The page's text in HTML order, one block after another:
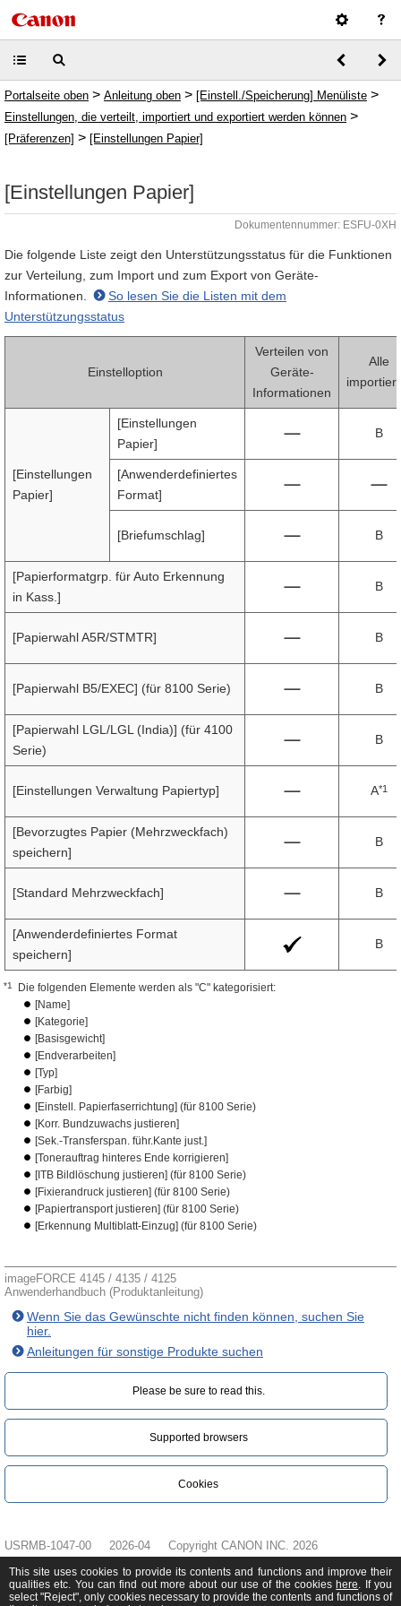
Portalseite oben > Anleitung oben > [Einstell./Speicherung] Menüliste >
Einstellungen, die verteilt, importiert und exportiert werden können >
[Präferenzen] > [Einstellungen Papier]
[Einstellungen Papier]
Dokumentennummer: ESFU-0XH
Die folgende Liste zeigt den Unterstützungsstatus für die Funktionen
zur Verteilung, zum Import und zum Export von Geräte-
Informationen.
So lesen Sie die Listen mit dem
Unterstützungsstatus
Einstelloption
Verteilen von
Geräte-
Informationen
Alle
[Einstellungen
Papier]
[Einstellungen
Papier]
B
[Anwenderdefiniertes
Format]
[Briefumschlag] B
[Papierformatgrp. für Auto Erkennung
in Kass.]
B
[Papierwahl A5R/STMTR] B
[Papierwahl B5/EXEC] (für 8100 Serie) B
[Papierwahl LGL/LGL (India)] (für 4100
Serie)
B
[Einstellungen Verwaltung Papiertyp] A*1
[Bevorzugtes Papier (Mehrzweckfach)
speichern]
B
[Standard Mehrzweckfach] B
[Anwenderdefiniertes Format
speichern]
B
*1
Die folgenden Elemente werden als "C" kategorisiert:
[Name]
[Kategorie]
[Basisgewicht]
[Endverarbeiten]
[Typ]
[Farbig]
[Einstell. Papierfaserrichtung] (für 8100 Serie)
[Korr. Bundzuwachs justieren]
[Sek.-Transferspan. führ.Kante just.]
[Tonerauftrag hinteres Ende korrigieren]
[ITB Bildlöschung justieren] (für 8100 Serie)
[Fixierandruck justieren] (für 8100 Serie)
[Papiertransport justieren] (für 8100 Serie)
[Erkennung Multiblatt-Einzug] (für 8100 Serie)
imageFORCE 4145 / 4135 / 4125
Anwenderhandbuch (Produktanleitung)
Wenn Sie das Gewünschte nicht finden können, suchen Sie
hier.
Anleitungen für sonstige Produkte suchen
Please be sure to read this.‎
Supported browsers
Cookies
USRMB-1047-00 2026-04 Copyright CANON INC. 2026
This site uses cookies to provide its contents and functions and improve their
qualities etc. You can find out more about our use of the cookies here. If you
select "Reject", only cookies necessary to provide the contents and functions of